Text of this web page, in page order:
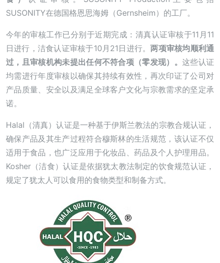
SUSONITY在德国格恩思海姆（Gernsheim）的工厂。
今年的审核工作已分别于近期完成：清真认证审核于11月11
日进行，洁食认证审核于10月21日进行。两项审核均顺利通
过，且审核机构未提出任何不符合项（零发现）。这些认证
均需进行年度审核以确保其持续有效性，再次印证了公司对
产品质量、安全以及满足全球客户文化与宗教需求的坚定承
诺。
Halal（清真）认证是一种基于伊斯兰教法的宗教合规认证，
确保产品及其生产过程符合穆斯林的生活规范，该认证不仅
适用于食品，也广泛应用于化妆品、药品及个人护理用品。
Kosher（洁食）认证是依据犹太教法制定的饮食规范认证，
规定了犹太人可以食用的食物类型和制备方式。